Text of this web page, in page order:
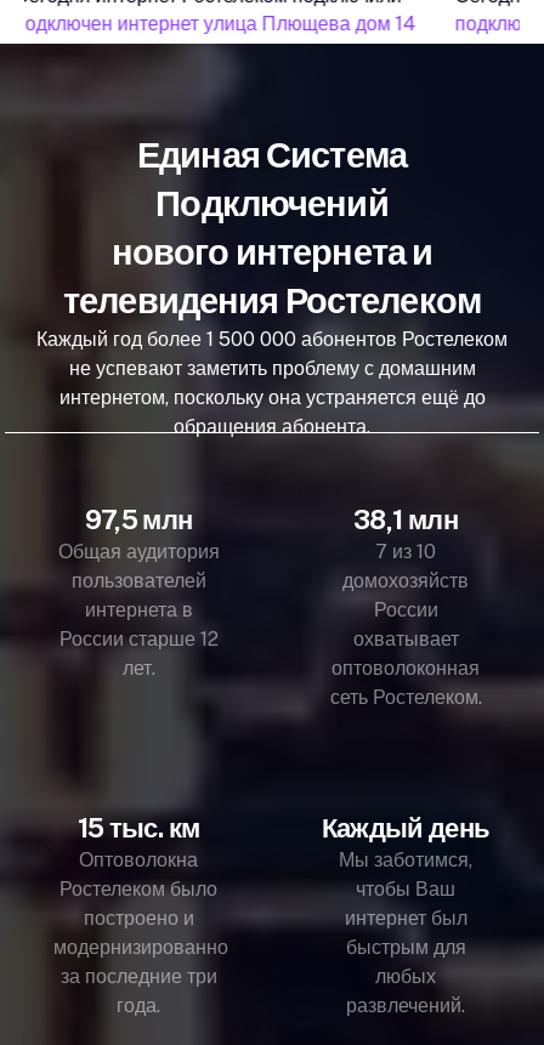
подключен интернет улица Плющева дом 14
Единая Система
Подключений
нового интернета и
телевидения Ростелеком
Каждый год более 1 500 000 абонентов Ростелеком
не успевают заметить проблему с домашним
интернетом, поскольку она устраняется ещё до
обращения абонента.
97,5 млн
Общая аудитория
пользователей
интернета в
России старше 12
лет.
38,1 млн
7 из 10
домохозяйств
России
охватывает
оптоволоконная
сеть Ростелеком.
15 тыс. км
Оптоволокна
Ростелеком было
построено и
модернизированно
за последние три
года.
Каждый день
Мы заботимся,
чтобы Ваш
интернет был
быстрым для
любых
развлечений.